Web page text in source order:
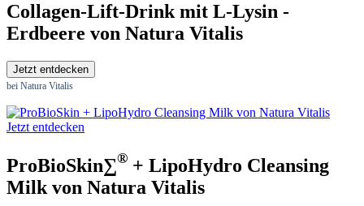
Collagen-Lift-Drink mit L-Lysin -
Erdbeere von Natura Vitalis
Jetzt entdecken
bei Natura Vitalis
Jetzt entdecken
ProBioSkin∑® + LipoHydro Cleansing
Milk von Natura Vitalis